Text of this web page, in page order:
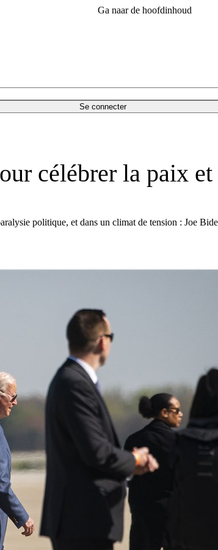
Ga naar de hoofdinhoud
Se connecter
célébrer la paix
politique, et dans un climat de tension : Joe